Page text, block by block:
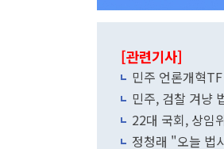
[관련기사]
민주 언론개혁
민주, 검찰 겨냥
22대 국회, 상임
정청래 "오늘 법